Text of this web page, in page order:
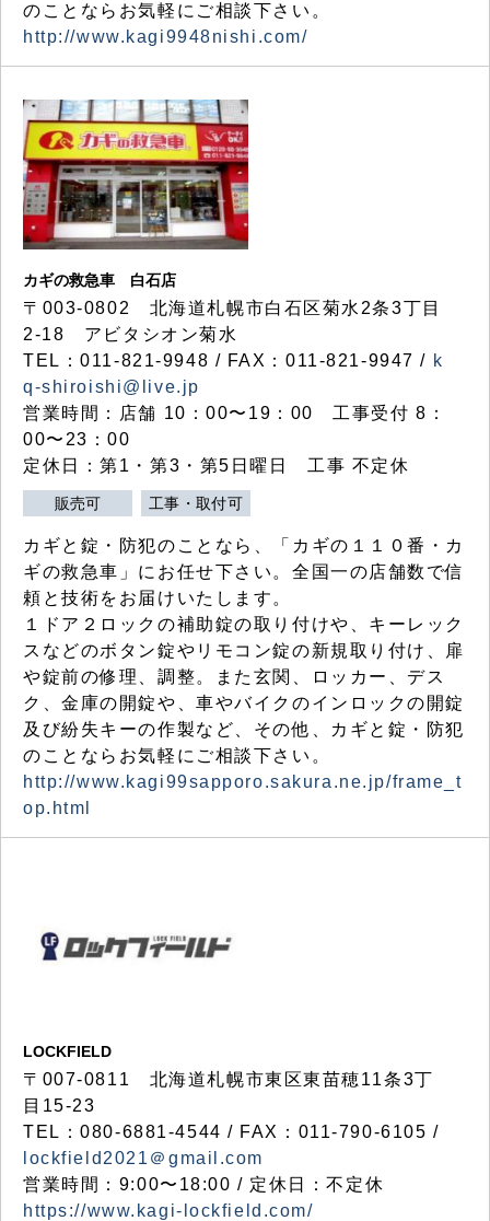
のことならお気軽にご相談下さい。
http://www.kagi9948nishi.com/
カギの救急車 白石店
〒003-0802 北海道札幌市白石区菊水2条3丁目
2-18 アビタシオン菊水
TEL：011-821-9948 / FAX：011-821-9947 / k
q-shiroishi@live.jp
営業時間：店舗 10：00〜19：00 工事受付 8：
00〜23：00
定休日：第1・第3・第5日曜日 工事 不定休
販売可 工事・取付可
カギと錠・防犯のことなら、「カギの１１０番・カ
ギの救急車」にお任せ下さい。全国一の店舗数で信
頼と技術をお届けいたします。
１ドア２ロックの補助錠の取り付けや、キーレック
スなどのボタン錠やリモコン錠の新規取り付け、扉
や錠前の修理、調整。また玄関、ロッカー、デス
ク、金庫の開錠や、車やバイクのインロックの開錠
及び紛失キーの作製など、その他、カギと錠・防犯
のことならお気軽にご相談下さい。
http://www.kagi99sapporo.sakura.ne.jp/frame_t
op.html
LOCKFIELD
〒007-0811 北海道札幌市東区東苗穂11条3丁
目15-23
TEL：080-6881-4544 / FAX：011-790-6105 /
lockfield2021＠gmail.com
営業時間：9:00〜18:00 / 定休日：不定休
https://www.kagi-lockfield.com/